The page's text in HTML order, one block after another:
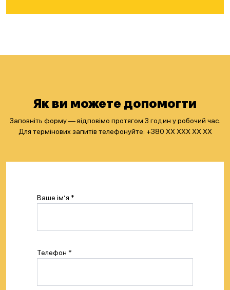
Як ви можете допомогти
Заповніть форму — відповімо протягом 3 годин у робочий час.
Для термінових запитів телефонуйте: +380 XX ХXХ ХХ ХХ
Ваше ім’я *
Телефон *